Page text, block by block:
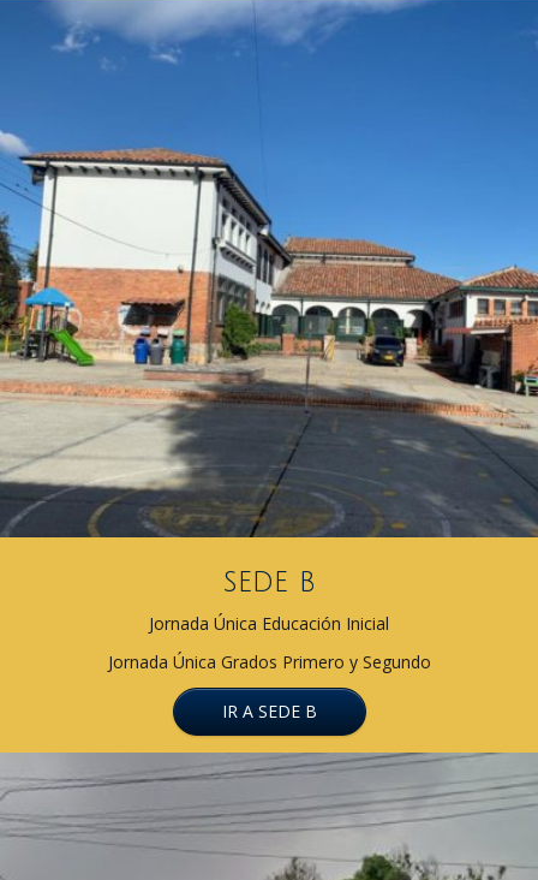
sede b
Jornada Única Educación Inicial
Jornada Única Grados Primero y Segundo
IR A SEDE B